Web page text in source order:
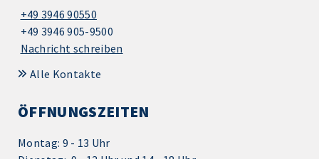
+49 3946 90550
+49 3946 905-9500
Nachricht schreiben
Alle Kontakte
ÖFFNUNGSZEITEN
Montag: 9 - 13 Uhr